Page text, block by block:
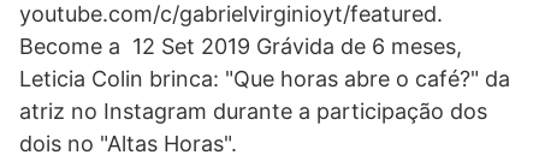
youtube.com/c/gabrielvirginioyt/featured.
Become a 12 Set 2019 Grávida de 6 meses,
Leticia Colin brinca: "Que horas abre o café?" da
atriz no Instagram durante a participação dos
dois no "Altas Horas".